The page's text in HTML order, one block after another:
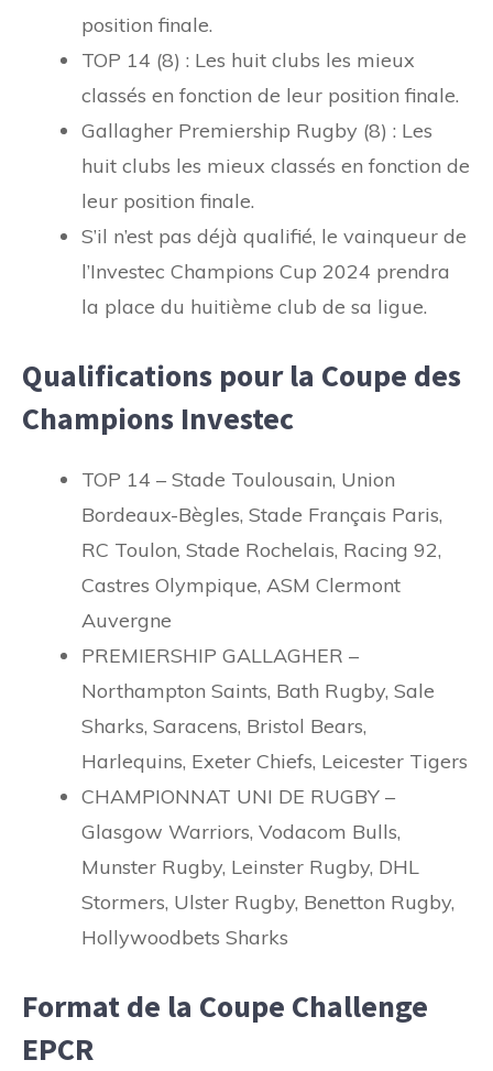
position finale.
TOP 14 (8) : Les huit clubs les mieux
classés en fonction de leur position finale.
Gallagher Premiership Rugby (8) : Les
huit clubs les mieux classés en fonction de
leur position finale.
S’il n’est pas déjà qualifié, le vainqueur de
l’Investec Champions Cup 2024 prendra
la place du huitième club de sa ligue.
Qualifications pour la Coupe des
Champions Investec
TOP 14 – Stade Toulousain, Union
Bordeaux-Bègles, Stade Français Paris,
RC Toulon, Stade Rochelais, Racing 92,
Castres Olympique, ASM Clermont
Auvergne
PREMIERSHIP GALLAGHER –
Northampton Saints, Bath Rugby, Sale
Sharks, Saracens, Bristol Bears,
Harlequins, Exeter Chiefs, Leicester Tigers
CHAMPIONNAT UNI DE RUGBY –
Glasgow Warriors, Vodacom Bulls,
Munster Rugby, Leinster Rugby, DHL
Stormers, Ulster Rugby, Benetton Rugby,
Hollywoodbets Sharks
Format de la Coupe Challenge
EPCR